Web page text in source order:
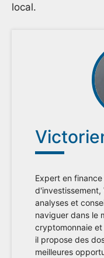
local.
Expert en
d'investissement,
analyses et
naviguer dans le
cryptomonnaie et
il propose des
meilleures